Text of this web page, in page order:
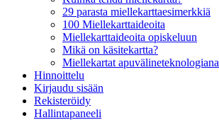
29 parasta miellekarttaesimerkkiä
100 Miellekarttaideoita
Miellekarttaideoita opiskeluun
Mikä on käsitekartta?
Miellekartat apuvälineteknologiana
Hinnoittelu
Kirjaudu sisään
Rekisteröidy
Hallintapaneeli